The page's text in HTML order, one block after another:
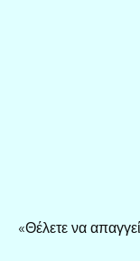
«Θέλετε να